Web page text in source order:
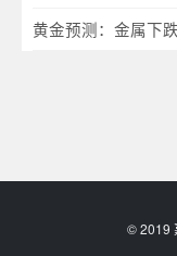
黄金预测：金属下
© 2019